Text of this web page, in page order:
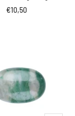
Angebotspreis
€10,50